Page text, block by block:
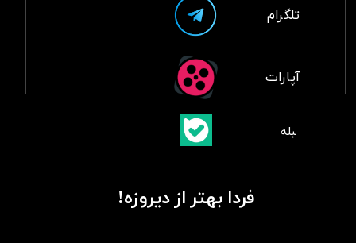
فردا بهتر از دیروزه!
آپارات
تلگرام
​بلبله​​​​​​​بله